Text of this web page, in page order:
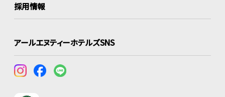
採用情報
アールエヌティーホテルズSNS